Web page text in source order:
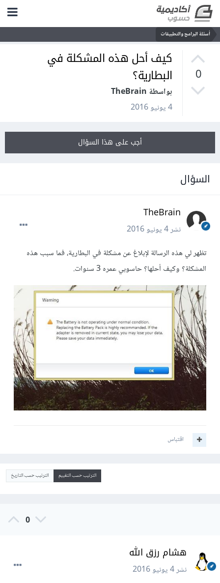
أسئلة البرامج والتطبيقات
0
كيف أحل هذه المشكلة في
البطارية؟
بواسطة TheBrain
4 يونيو 2016
أجب على هذا السؤال
السؤال
TheBrain
نشر4 يونيو 2016
تظهر لي هذه الرسالة لإبلاغ عن مشكلة في البطارية، فما سبب هذه
المشكلة؟ وكيف أحلها؟ حاسوبي عمره 3 سنوات.
اقتباس
الترتيب حسب التقييم الترتيب حسب التاريخ
0
هشام رزق الله
نشر4 يونيو 2016